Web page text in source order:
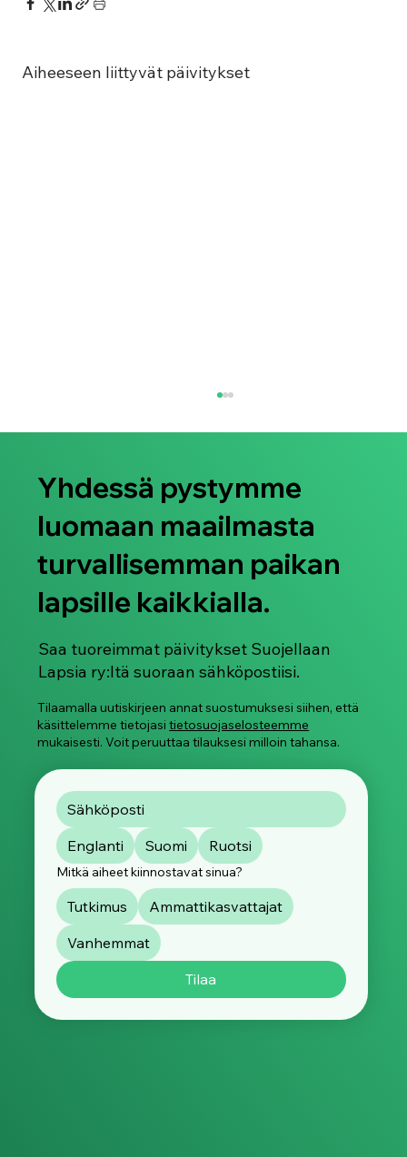
Aiheeseen liittyvät päivitykset
Jaa kokemuksesi: Osallistu
kuvapohjaisesta seksuaaliväkivallasta
Yhdessä pystymme
luomaan maailmasta
turvallisemman paikan
lapsille kaikkialla.
Saa tuoreimmat päivitykset Suojellaan
Lapsia ry:ltä suoraan sähköpostiisi.
Tilaamalla uutiskirjeen annat suostumuksesi siihen, että
käsittelemme tietojasitietosuojaselosteemme
mukaisesti. Voit peruuttaa tilauksesi milloin tahansa.
Englanti Suomi Ruotsi
Mitkä aiheet kiinnostavat sinua?
Tutkimus
Ammattikasvattajat
Vanhemmat
Tilaa